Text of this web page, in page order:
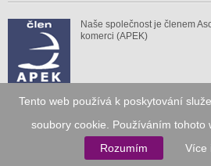
Tento web používá k poskytování
soubory cookie. Používáním tohoto
Rozumím
Více
Naše společnost je členem
komerci (APEK)
Již od roku 2010